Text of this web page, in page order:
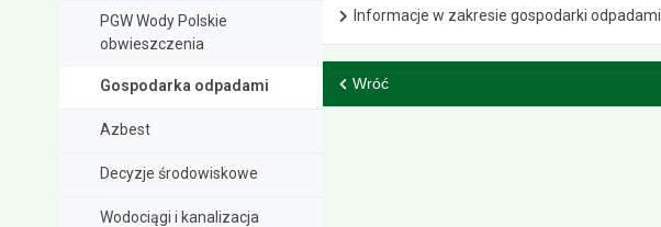
PGW Wody Polskie
obwieszczenia
Gospodarka odpadami
Azbest
Decyzje środowiskowe
Wodociągi i kanalizacja
Informacje w zakresie gospodarki odpadami
Wróć